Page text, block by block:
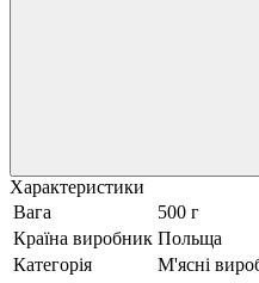
Характеристики
Вага
500 г
Країна виробник Польща
Категорія
М'ясні